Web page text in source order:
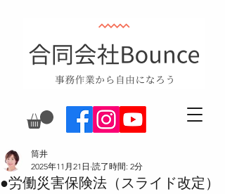
●労働災害保険法（スライド改定）
筒井
2025年11月21日 読了時間: 2分